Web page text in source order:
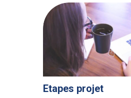
Etapes projet